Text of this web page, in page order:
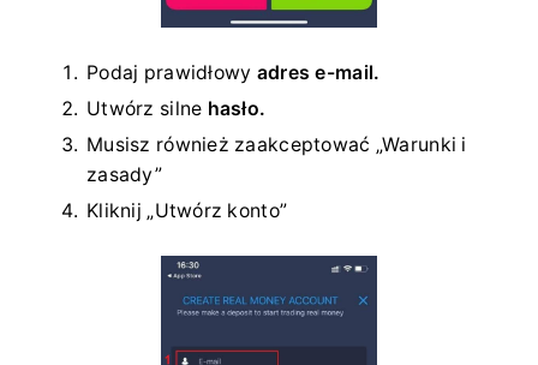
Podaj prawidłowy adres e-mail.
Utwórz silne hasło.
Musisz również zaakceptować „Warunki i
zasady”
Kliknij „Utwórz konto”